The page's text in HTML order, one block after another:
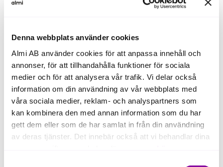
Denna webbplats använder cookies
Almi AB använder cookies för att anpassa innehåll och
annonser, för att tillhandahålla funktioner för sociala
medier och för att analysera vår trafik. Vi delar också
information om din användning av vår webbplats med
våra sociala medier, reklam- och analyspartners som
kan kombinera den med annan information som du har
gett dem eller som de har samlat in från din användning
av deras tjänster. Det innebär också att vi behandlar dina